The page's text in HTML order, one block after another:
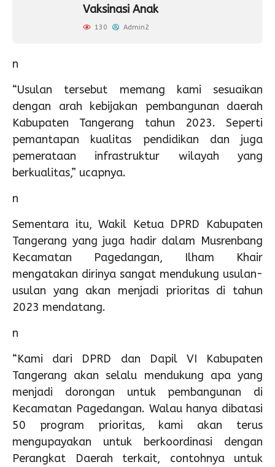
Vaksinasi Anak
130 Admin2
n
“Usulan tersebut memang kami sesuaikan
dengan arah kebijakan pembangunan daerah
Kabupaten Tangerang tahun 2023. Seperti
pemantapan kualitas pendidikan dan juga
pemerataan infrastruktur wilayah yang
berkualitas,” ucapnya.
n
Sementara itu, Wakil Ketua DPRD Kabupaten
Tangerang yang juga hadir dalam Musrenbang
Kecamatan Pagedangan, Ilham Khair
mengatakan dirinya sangat mendukung usulan-
usulan yang akan menjadi prioritas di tahun
2023 mendatang.
n
“Kami dari DPRD dan Dapil VI Kabupaten
Tangerang akan selalu mendukung apa yang
menjadi dorongan untuk pembangunan di
Kecamatan Pagedangan. Walau hanya dibatasi
50 program prioritas, kami akan terus
mengupayakan untuk berkoordinasi dengan
Perangkat Daerah terkait, contohnya untuk